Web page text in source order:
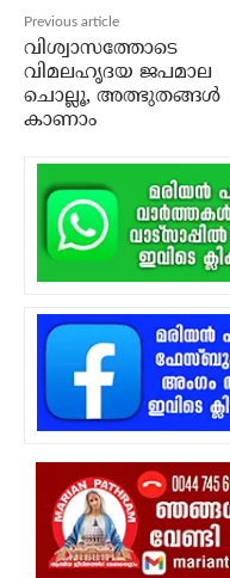
Previous article
വിശ്വാസത്തോടെ
വിമലഹൃദയ ജപമാല
ചൊല്ലൂ, അത്ഭുതങ്ങള്‍
കാണാം